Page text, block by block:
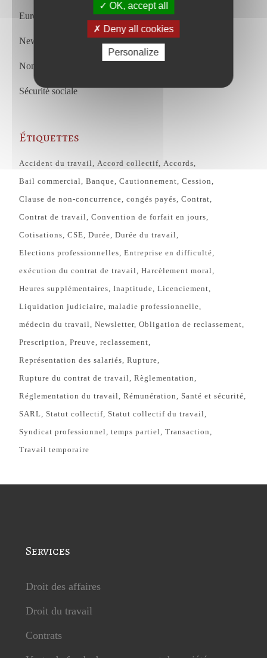
European Court of Justice
Newsletter
Non classifié(e)
Sécurité sociale
Étiquettes
Accident du travail Accord collectif Accords
Bail commercial Banque Cautionnement Cession
Clause de non-concurrence congés payés Contrat
Contrat de travail Convention de forfait en jours
Cotisations CSE Durée Durée du travail
Elections professionnelles Entreprise en difficulté
exécution du contrat de travail Harcèlement moral
Heures supplémentaires Inaptitude Licenciement
Liquidation judiciaire maladie professionnelle
médecin du travail Newsletter Obligation de reclassement
Prescription Preuve reclassement
Représentation des salariés Rupture
Rupture du contrat de travail Règlementation
Réglementation du travail Rémunération Santé et sécurité
SARL Statut collectif Statut collectif du travail
Syndicat professionnel temps partiel Transaction
Travail temporaire
Services
Droit des affaires
Droit du travail
Contrats
OK, accept all
Deny all cookies
Personalize